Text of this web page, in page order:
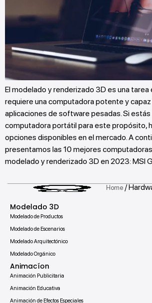
El modelado y renderizado 3D es una
requiere una computadora potente y
aplicaciones de software pesadas. Si estás
computadora portátil para este propósito,
opciones disponibles en el mercado. A
presentamos las 10 mejores
modelado y renderizado 3D en 2023: MSI
Home/
Modelado 3D
Modelado de Productos
Modelado de Escenarios
Modelado Arquitectónico
Modelado Orgánico
Animacíon
Animación Publicitaria
Animación Educativa
Animación de Efectos Especiales